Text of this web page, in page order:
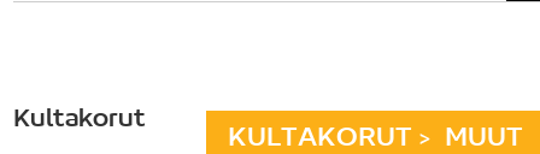
KULTAKORUT > MUUT
Kultakorut